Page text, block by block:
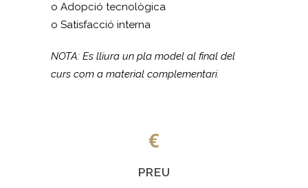
o Adopció tecnològica
o Satisfacció interna
NOTA: Es lliura un pla model al final del
curs com a material complementari.
PREU